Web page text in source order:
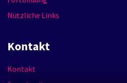
Nützliche Links
Kontakt
Kontakt